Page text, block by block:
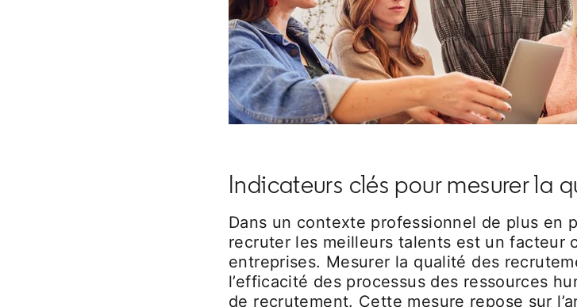
Indicateurs clés pour mesurer la
Dans un contexte professionnel de plus en
recruter les meilleurs talents est un facteur
entreprises. Mesurer la qualité des
l’efficacité des processus des ressources
de recrutement. Cette mesure repose sur